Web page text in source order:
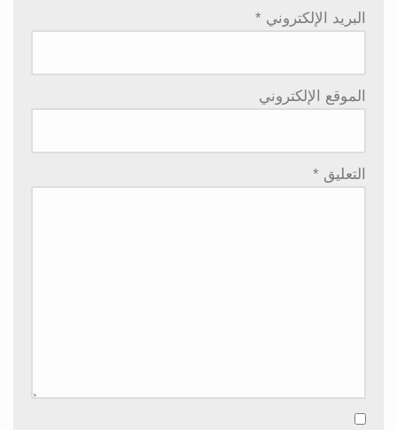
البريد الإلكتروني *
الموقع الإلكتروني
التعليق *